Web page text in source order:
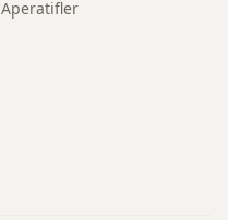
Aperatifler